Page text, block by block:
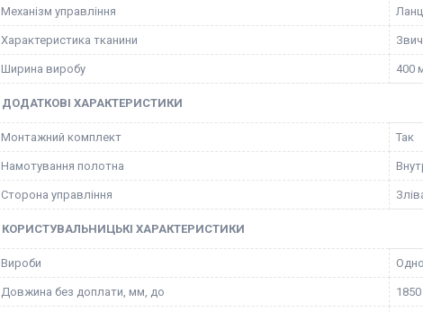
Механізм управління
Характеристика тканини
Ширина виробу 400
ДОДАТКОВІ ХАРАКТЕРИСТИКИ
Монтажний комплект Так
Намотування полотна
Сторона управління
КОРИСТУВАЛЬНИЦЬКІ ХАРАКТЕРИСТИКИ
Вироби
Довжина без доплати, мм, до 1850